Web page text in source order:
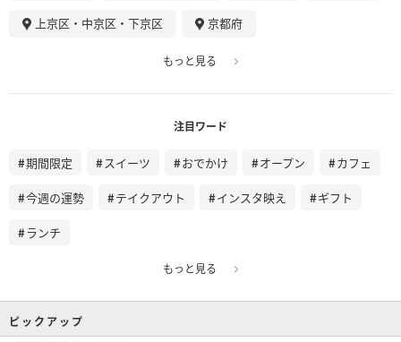
上京区・中京区・下京区 京都府
もっと見る
注目ワード
期間限定 スイーツ おでかけ オープン カフェ
今週の運勢 テイクアウト インスタ映え ギフト
ランチ
もっと見る
ピックアップ